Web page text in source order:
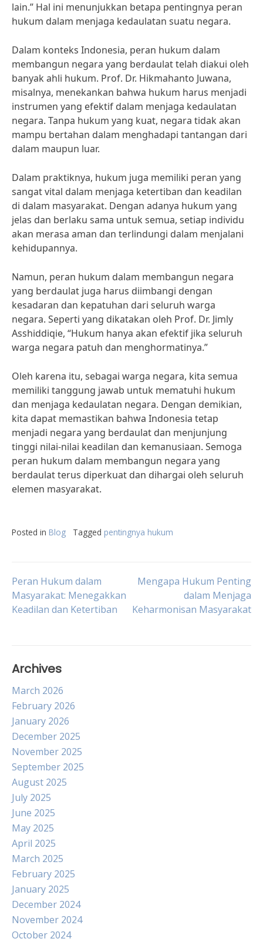
lain.” Hal ini menunjukkan betapa pentingnya peran
hukum dalam menjaga kedaulatan suatu negara.
Dalam konteks Indonesia, peran hukum dalam
membangun negara yang berdaulat telah diakui oleh
banyak ahli hukum. Prof. Dr. Hikmahanto Juwana,
misalnya, menekankan bahwa hukum harus menjadi
instrumen yang efektif dalam menjaga kedaulatan
negara. Tanpa hukum yang kuat, negara tidak akan
mampu bertahan dalam menghadapi tantangan dari
dalam maupun luar.
Dalam praktiknya, hukum juga memiliki peran yang
sangat vital dalam menjaga ketertiban dan keadilan
di dalam masyarakat. Dengan adanya hukum yang
jelas dan berlaku sama untuk semua, setiap individu
akan merasa aman dan terlindungi dalam menjalani
kehidupannya.
Namun, peran hukum dalam membangun negara
yang berdaulat juga harus diimbangi dengan
kesadaran dan kepatuhan dari seluruh warga
negara. Seperti yang dikatakan oleh Prof. Dr. Jimly
Asshiddiqie, “Hukum hanya akan efektif jika seluruh
warga negara patuh dan menghormatinya.”
Oleh karena itu, sebagai warga negara, kita semua
memiliki tanggung jawab untuk mematuhi hukum
dan menjaga kedaulatan negara. Dengan demikian,
kita dapat memastikan bahwa Indonesia tetap
menjadi negara yang berdaulat dan menjunjung
tinggi nilai-nilai keadilan dan kemanusiaan. Semoga
peran hukum dalam membangun negara yang
berdaulat terus diperkuat dan dihargai oleh seluruh
elemen masyarakat.
Posted in Blog Tagged pentingnya hukum
Post
navigation
Peran Hukum dalam
Masyarakat: Menegakkan
Keadilan dan Ketertiban
Mengapa Hukum Penting
dalam Menjaga
Keharmonisan Masyarakat
Archives
March 2026
February 2026
January 2026
December 2025
November 2025
September 2025
August 2025
July 2025
June 2025
May 2025
April 2025
March 2025
February 2025
January 2025
December 2024
November 2024
October 2024